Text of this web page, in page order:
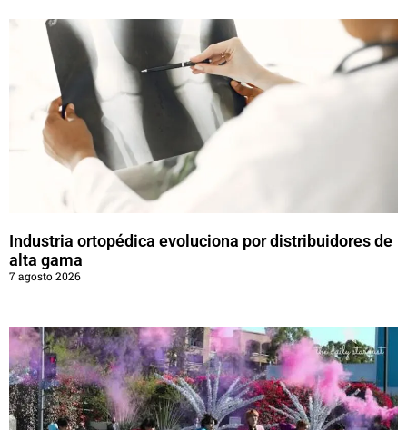
Industria ortopédica evoluciona por distribuidores de
alta gama
7 agosto 2026